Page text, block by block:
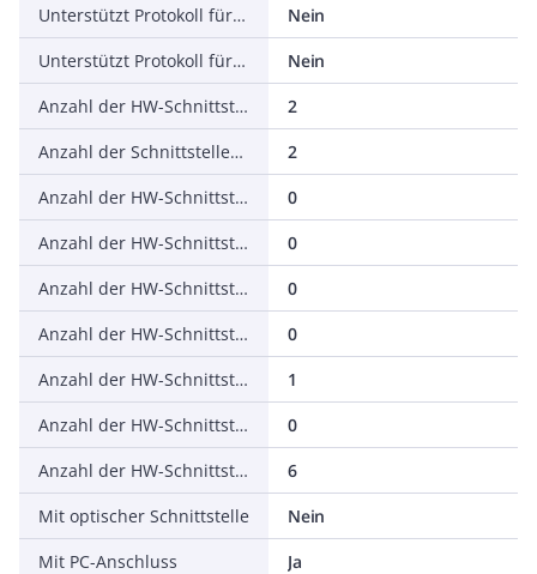
Unterstützt Protokoll für SafetyBUS p
Nein
Unterstützt Protokoll für sonstige Bussysteme
Nein
Anzahl der HW-Schnittstellen Industrial Ethernet
2
Anzahl der Schnittstellen PROFINET
2
Anzahl der HW-Schnittstellen seriell RS-232
0
Anzahl der HW-Schnittstellen seriell RS-422
0
Anzahl der HW-Schnittstellen seriell RS-485
0
Anzahl der HW-Schnittstellen seriell TTY
0
Anzahl der HW-Schnittstellen USB
1
Anzahl der HW-Schnittstellen parallel
0
Anzahl der HW-Schnittstellen sonstige
6
Mit optischer Schnittstelle
Nein
Mit PC-Anschluss
Ja